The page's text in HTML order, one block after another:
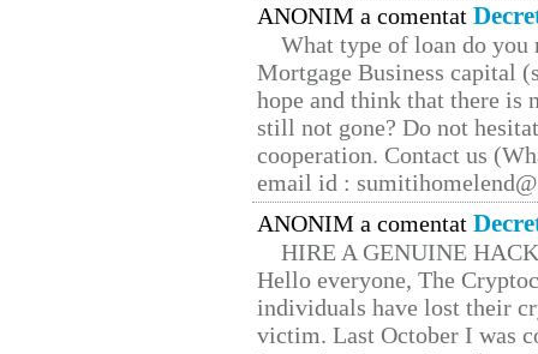
ANONIM a comentat
What type of loan do you
Mortgage Business capital
hope and think that there is
still not gone? Do not
cooperation. Contact us
email id :
ANONIM a comentat
HIRE A GENUINE
Hello everyone, The
individuals have lost their
victim. Last October I was